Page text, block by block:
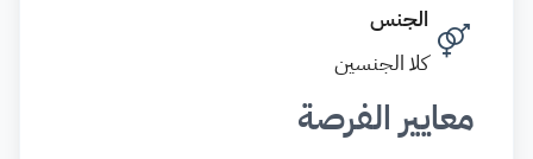
الجنس
كلا الجنسين
معايير الفرصة